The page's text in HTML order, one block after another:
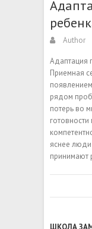
Author
Адаптация
Приемная
рядом
потерь во
яснее люди
принимают